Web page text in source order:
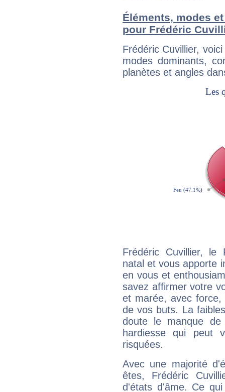
Éléments, modes
pour Frédéric
Frédéric Cuvillier,
modes dominants,
planètes et angles
Frédéric Cuvillier, le
natal et vous apporte
en vous et
savez affirmer votre
et marée, avec
de vos buts. La
doute le manque
hardiesse qui peut
risquées.
Avec une majorité
êtes, Frédéric
d'états d'âme. Ce